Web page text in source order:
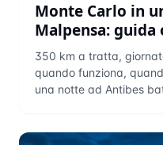
Monte Carlo in
Malpensa: guida
350 km a tratta,
quando funziona,
una notte ad Antibes